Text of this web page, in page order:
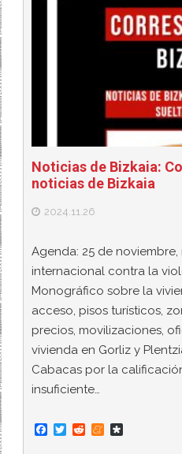
Noticias de Bizkaia:
noticias de Bizkaia
2024.11.26
Agenda: 25 de
internacional contra la
Monográfico sobre la
acceso, pisos turísticos,
precios, movilizaciones,
vivienda en Gorliz y
Cabacas por la
insuficiente…
F
T
R
M